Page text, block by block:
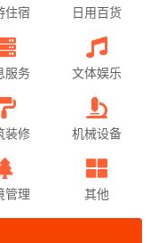
住宿 日用百货
服务 文体娱乐
装修 机械设备
管理 其他